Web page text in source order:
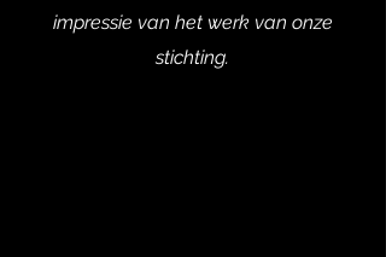
impressie van het werk van onze
stichting.